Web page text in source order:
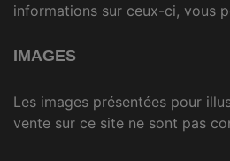
informations sur ceux-ci, vous
IMAGES
Les images présentées pour
vente sur ce site ne sont pas